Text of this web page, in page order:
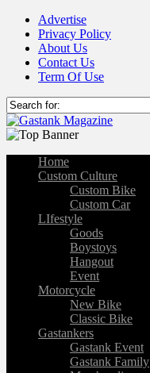
Advertise
Privacy Policy
About Us
Contact Us
Term Of Use
Home
Custom Culture
Custom Bike
Custom Car
LIfestyle
Goods
Boystoys
Hangout
Event
Motorcycle
New Bike
Classic Bike
Gastankers
Gastank Event
Gastank Family